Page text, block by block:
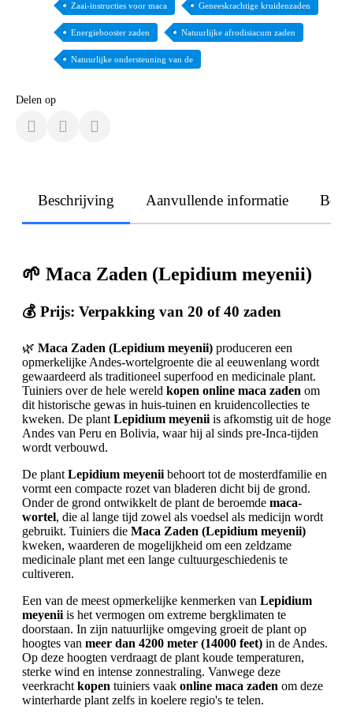
Zaai-instructies voor maca Geneeskrachtige kruidenzaden
Energiebooster zaden Natuurlijke afrodisiacum zaden
Natuurlijke ondersteuning van de
Delen op
Beschrijving Aanvullende informatie
🌱 Maca Zaden (Lepidium meyenii)
💰 Prijs: Verpakking van 20 of 40 zaden
🌿 Maca Zaden (Lepidium meyenii) produceren een
opmerkelijke Andes-wortelgroente die al eeuwenlang wordt
gewaardeerd als traditioneel superfood en medicinale plant.
Tuiniers over de hele wereld kopen online maca zaden om
dit historische gewas in huis-tuinen en kruidencollecties te
kweken. De plant Lepidium meyenii is afkomstig uit de hoge
Andes van Peru en Bolivia, waar hij al sinds pre-Inca-tijden
wordt verbouwd.
De plant Lepidium meyenii behoort tot de mosterdfamilie en
vormt een compacte rozet van bladeren dicht bij de grond.
Onder de grond ontwikkelt de plant de beroemde maca-
wortel, die al lange tijd zowel als voedsel als medicijn wordt
gebruikt. Tuiniers die Maca Zaden (Lepidium meyenii)
kweken, waarderen de mogelijkheid om een zeldzame
medicinale plant met een lange cultuurgeschiedenis te
cultiveren.
Een van de meest opmerkelijke kenmerken van Lepidium
meyenii is het vermogen om extreme bergklimaten te
doorstaan. In zijn natuurlijke omgeving groeit de plant op
hoogtes van meer dan 4200 meter (14000 feet) in de Andes.
Op deze hoogten verdraagt de plant koude temperaturen,
sterke wind en intense zonnestraling. Vanwege deze
veerkracht kopen tuiniers vaak online maca zaden om deze
winterharde plant zelfs in koelere regio's te telen.